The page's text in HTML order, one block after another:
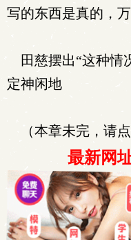
写的东西是真的，
田慈摆出“这种情
定神闲地
（本章未完，请点
最新网